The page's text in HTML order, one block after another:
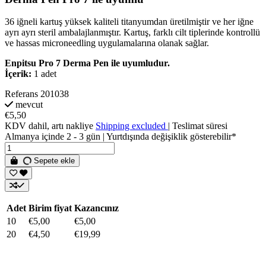
36 iğneli kartuş yüksek kaliteli titanyumdan üretilmiştir ve her iğne
ayrı ayrı steril ambalajlanmıştır. Kartuş, farklı cilt tiplerinde kontrollü
ve hassas microneedling uygulamalarına olanak sağlar.
Enpitsu Pro 7 Derma Pen ile uyumludur.
İçerik: 1 adet
Referans 201038
mevcut
€5,50
KDV dahil, artı nakliye Shipping excluded | Teslimat süresi
Almanya içinde 2 - 3 gün | Yurtdışında değişiklik gösterebilir*
Sepete ekle
Adet Birim fiyat Kazancınız
10
€5,00
€5,00
20
€4,50 €19,99